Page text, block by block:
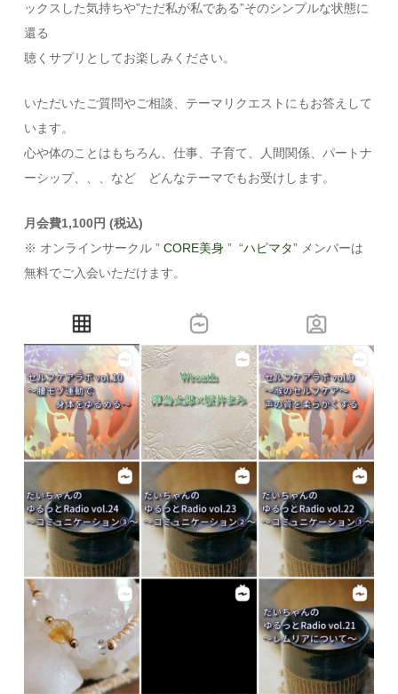
ックスした気持ちや”ただ私が私である”そのシンプルな状態に
還る
聴くサプリとしてお楽しみください。
いただいたご質問やご相談、テーマリクエストにもお答えして
います。
心や体のことはもちろん、仕事、子育て、人間関係、パートナ
ーシップ、、、など どんなテーマでもお受けします。
月会費1,100円 (税込)
※ オンラインサークル ”CORE美身 ” “ハピマタ” メンバーは
無料でご入会いただけます。